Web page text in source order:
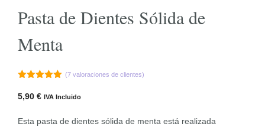
Pasta de Dientes Sólida de
Menta
(7valoraciones de clientes)
5,90 € IVA Incluido
Esta pasta de dientes sólida de menta está realizada